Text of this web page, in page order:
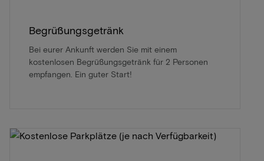
Begrüßungsgetränk
Bei eurer Ankunft werden Sie mit einem
kostenlosen Begrüßungsgetränk für 2 Personen
empfangen. Ein guter Start!